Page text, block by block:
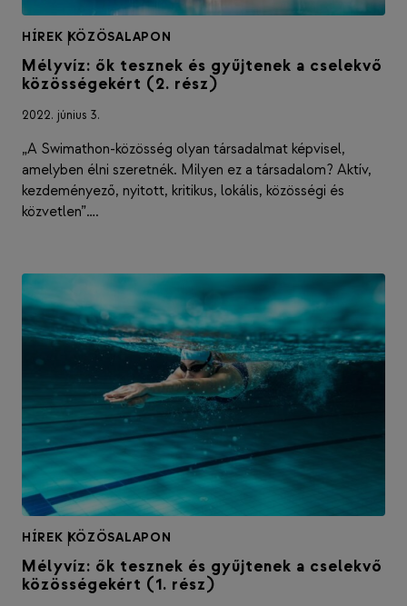
HÍREK |
KÖZÖSALAPON
Mélyvíz: ők tesznek és gyűjtenek a cselekvő
közösségekért (2. rész)
2022. június 3.
„A Swimathon-közösség olyan társadalmat képvisel,
amelyben élni szeretnék. Milyen ez a társadalom? Aktív,
kezdeményező, nyitott, kritikus, lokális, közösségi és
közvetlen”….
HÍREK |
KÖZÖSALAPON
Mélyvíz: ők tesznek és gyűjtenek a cselekvő
közösségekért (1. rész)